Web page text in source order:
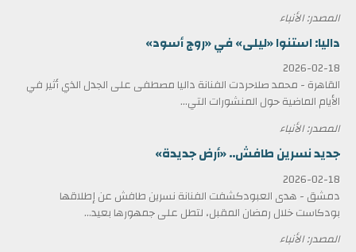
المصدر: الأنباء
داليا: استنوا «ليلى» في «روج أسود»
2026-02-18
القاهرة - محمد صلاحردت الفنانة داليا مصطفى على الجدل الذي أثير في
الأيام الماضية حول المنشورات التي...
المصدر: الأنباء
جديد نسرين طافش.. «أرض جديدة»
2026-02-18
دمشق - هدى العبودكشفت الفنانة نسرين طافش عن إطلاقها
بودكاست خلال رمضان المقبل، لتطل على جمهورها بعيد...
المصدر: الأنباء